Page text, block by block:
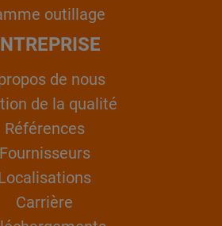
outillage
de nous
de la qualité
Références
Fournisseurs
Carrière